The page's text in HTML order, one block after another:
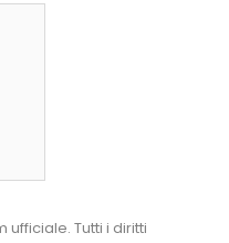
Tutti i diritti